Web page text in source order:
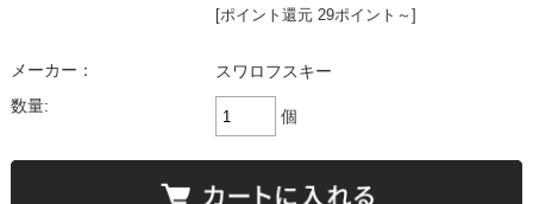
[ポイント還元 29ポイント～]
メーカー：
スワロフスキー
数量:
個